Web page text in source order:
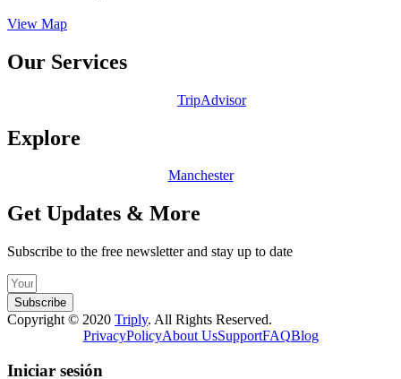
View Map
Our Services
TripAdvisor
Explore
Manchester
Get Updates & More
Subscribe to the free newsletter and stay up to date
Subscribe
Copyright © 2020 Triply. All Rights Reserved.
PrivacyPolicyAbout UsSupportFAQBlog
Iniciar sesión